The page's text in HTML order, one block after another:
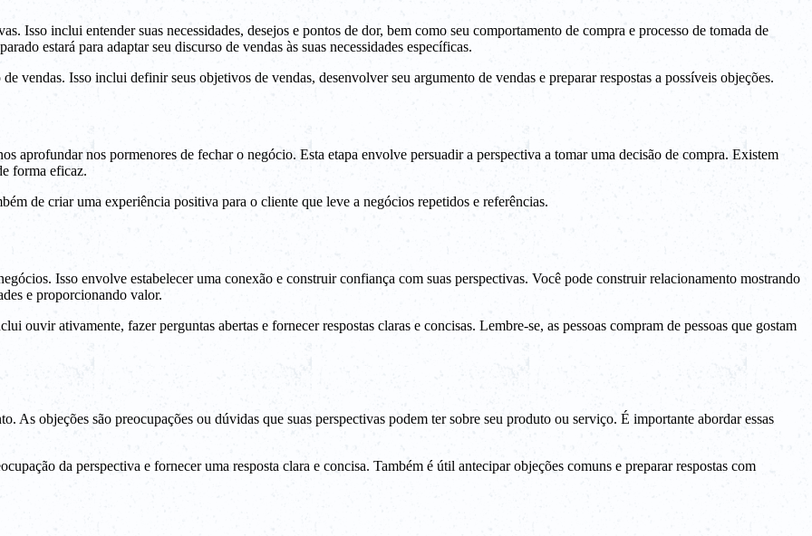
Isso inclui entender suas necessidades, desejos e pontos de dor, bem como seu comportamento de compra e processo de tomada de
estará para adaptar seu discurso de vendas às suas necessidades específicas.
vendas. Isso inclui definir seus objetivos de vendas, desenvolver seu argumento de vendas e preparar respostas a possíveis objeções.
aprofundar nos pormenores de fechar o negócio. Esta etapa envolve persuadir a perspectiva a tomar uma decisão de compra. Existem
forma eficaz.
de criar uma experiência positiva para o cliente que leve a negócios repetidos e referências.
Isso envolve estabelecer uma conexão e construir confiança com suas perspectivas. Você pode construir relacionamento mostrando
e proporcionando valor.
ouvir ativamente, fazer perguntas abertas e fornecer respostas claras e concisas. Lembre-se, as pessoas compram de pessoas que gostam
As objeções são preocupações ou dúvidas que suas perspectivas podem ter sobre seu produto ou serviço. É importante abordar essas
da perspectiva e fornecer uma resposta clara e concisa. Também é útil antecipar objeções comuns e preparar respostas com